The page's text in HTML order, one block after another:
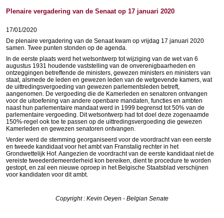
Plenaire vergadering van de Senaat op 17 januari 2020
17/01/2020
De plenaire vergadering van de Senaat kwam op vrijdag 17 januari 2020
samen. Twee punten stonden op de agenda.
In de eerste plaats werd het wetsontwerp tot wijziging van de wet van 6
augustus 1931 houdende vaststelling van de onverenigbaarheden en
ontzeggingen betreffende de ministers, gewezen ministers en ministers van
staat, alsmede de leden en gewezen leden van de wetgevende kamers, wat
de uittredingsvergoeding van gewezen parlementsleden betreft,
aangenomen. De vergoeding die de Kamerleden en senatoren ontvangen
voor de uitoefening van andere openbare mandaten, functies en ambten
naast hun parlementaire mandaat werd in 1999 begrensd tot 50% van de
parlementaire vergoeding. Dit wetsontwerp had tot doel deze zogenaamde
150%-regel ook toe te passen op de uittredingsvergoeding die gewezen
Kamerleden en gewezen senatoren ontvangen.
Verder werd de stemming georganiseerd voor de voordracht van een eerste
en tweede kandidaat voor het ambt van Franstalig rechter in het
Grondwettelijk Hof. Aangezien de voordracht van de eerste kandidaat niet de
vereiste tweederdemeerderheid kon bereiken, dient te procedure te worden
gestopt, en zal een nieuwe oproep in het Belgische Staatsblad verschijnen
voor kandidaten voor dit ambt.
Copyright : Kevin Oeyen - Belgian Senate